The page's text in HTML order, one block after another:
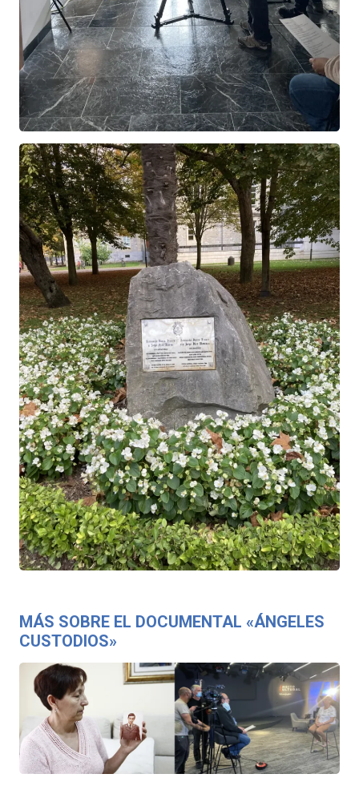
MÁS SOBRE EL DOCUMENTAL «ÁNGELES
CUSTODIOS»